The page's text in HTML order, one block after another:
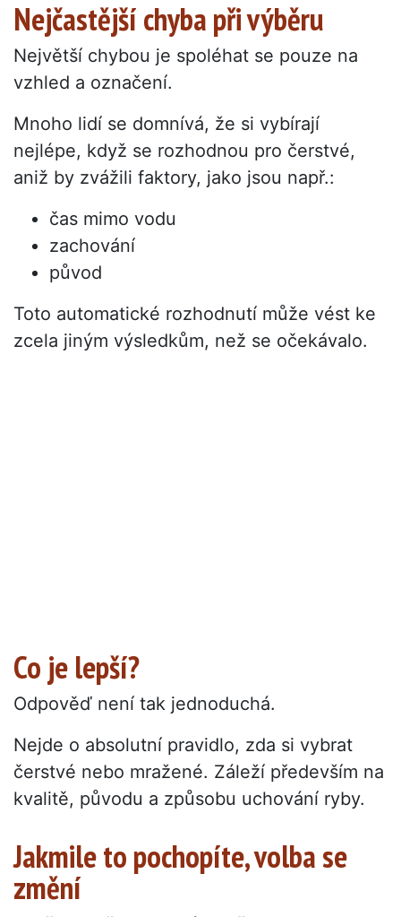
Nejčastější chyba při výběru
Největší chybou je spoléhat se pouze na
vzhled a označení.
Mnoho lidí se domnívá, že si vybírají
nejlépe, když se rozhodnou pro čerstvé,
aniž by zvážili faktory, jako jsou např.:
čas mimo vodu
zachování
původ
Toto automatické rozhodnutí může vést ke
zcela jiným výsledkům, než se očekávalo.
Co je lepší?
Odpověď není tak jednoduchá.
Nejde o absolutní pravidlo, zda si vybrat
čerstvé nebo mražené. Záleží především na
kvalitě, původu a způsobu uchování ryby.
Jakmile to pochopíte, volba se
změní